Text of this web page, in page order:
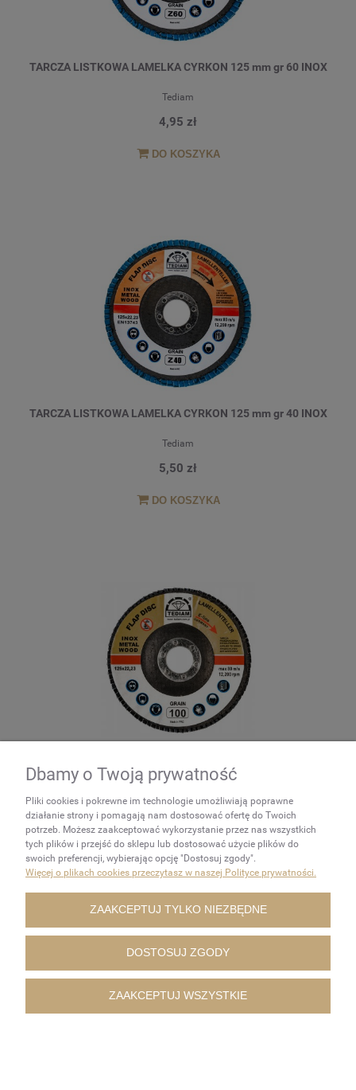
TARCZA LISTKOWA LAMELKA CYRKON 125 mm gr 60 INOX
Tediam
4,95 zł
DO KOSZYKA
TARCZA LISTKOWA LAMELKA CYRKON 125 mm gr 40 INOX
Tediam
5,50 zł
DO KOSZYKA
INOX
4,75 zł
DO KOSZYKA
Dbamy o Twoją prywatność
Pliki cookies i pokrewne im technologie umożliwiają poprawne
działanie strony i pomagają nam dostosować ofertę do Twoich
potrzeb. Możesz zaakceptować wykorzystanie przez nas wszystkich
tych plików i przejść do sklepu lub dostosować użycie plików do
swoich preferencji, wybierając opcję "Dostosuj zgody".
Więcej o plikach cookies przeczytasz w naszej Polityce prywatności.
ZAAKCEPTUJ TYLKO NIEZBĘDNE
DOSTOSUJ ZGODY
ZAAKCEPTUJ WSZYSTKIE